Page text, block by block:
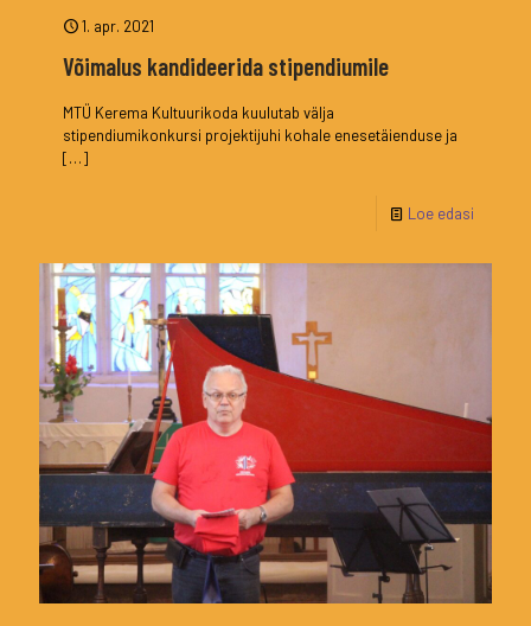
1. apr. 2021
Võimalus kandideerida stipendiumile
MTÜ Kerema Kultuurikoda kuulutab välja
stipendiumikonkursi projektijuhi kohale enesetäienduse ja
[…]
Loe edasi